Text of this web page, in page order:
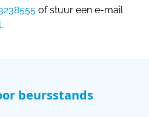
of stuur een e-mail
.
beursstands